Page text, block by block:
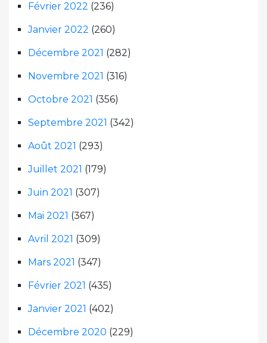
Février 2022 (236)
Janvier 2022 (260)
Décembre 2021 (282)
Novembre 2021 (316)
Octobre 2021 (356)
Septembre 2021 (342)
Août 2021 (293)
Juillet 2021 (179)
Juin 2021 (307)
Mai 2021 (367)
Avril 2021 (309)
Mars 2021 (347)
Février 2021 (435)
Janvier 2021 (402)
Décembre 2020 (229)